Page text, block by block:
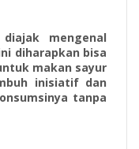
mengenal
diharapkan bisa
makan sayur
inisiatif dan
tanpa